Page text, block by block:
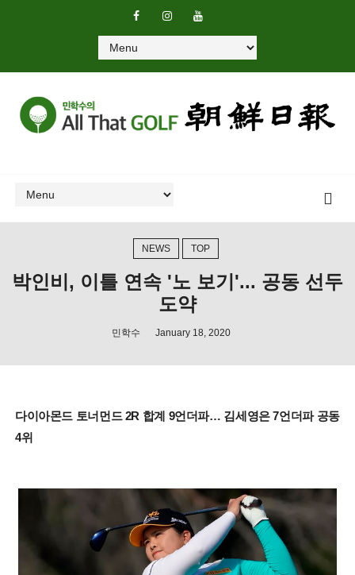
NEWS TOP
박인비, 이틀 연속 '노 보기'... 공동 선두
도약
민학수 January 18, 2020
다이아몬드 토너먼드 2R 합계 9언더파… 김세영은 7언더파 공동
4위